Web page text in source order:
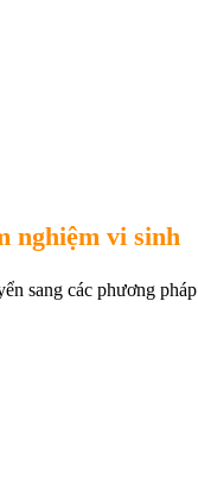
nghiệm vi sinh
sang các phương pháp